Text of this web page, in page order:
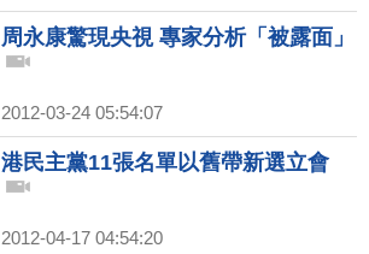
周永康驚現央視 專家分析「被露面」
2012-03-24 05:54:07
港民主黨11張名單以舊帶新選立會
2012-04-17 04:54:20